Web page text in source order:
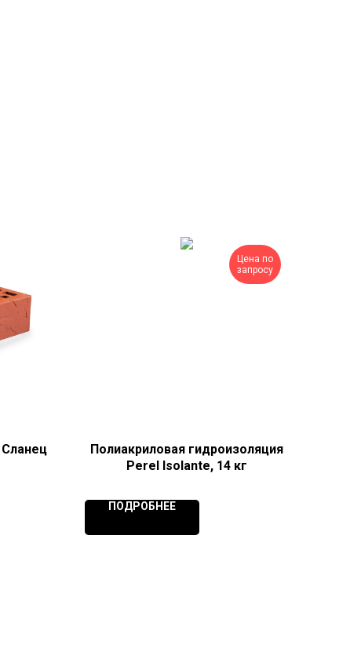
Цена по
запросу
Полиакриловая гидроизоляция
Perel Isolante, 14 кг
ПОДРОБНЕЕ